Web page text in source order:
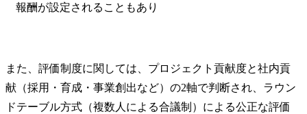
報酬が設定されることもあり
また、評価制度に関しては、プロジェクト貢献度と社内貢
献（採用・育成・事業創出など）の2軸で判断され、ラウン
ドテーブル方式（複数人による合議制）による公正な評価